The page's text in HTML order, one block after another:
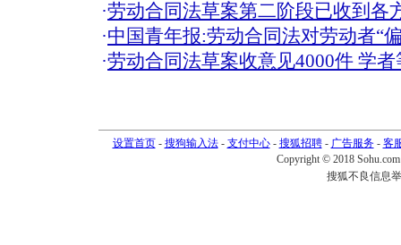
·劳动合同法草案第二阶段已收到各
·中国青年报:劳动合同法对劳动者“
·劳动合同法草案收意见4000件 学
设置首页- 搜狗输入法- 支付中心- 搜狐招聘- 广告服务- 客
Copyright © 2018
搜狐不良信息